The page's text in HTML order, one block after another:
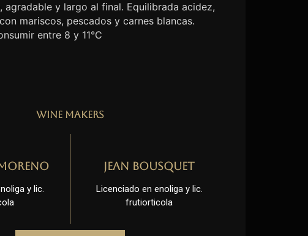
agradable y largo al final. Equilibrada acidez,
mariscos, pescados y carnes blancas.
entre 8 y 11°C
Wine Makers
y lic.
Jean Bousquet
Licenciado en enoliga y lic.
frutiorticola